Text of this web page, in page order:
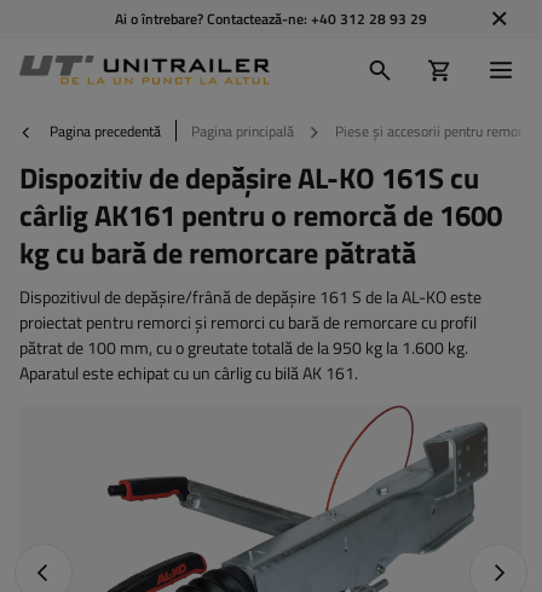
Ai o întrebare? Contactează-ne: +40 312 28 93 29
Pagina precedentă Pagina principală Piese și accesorii pentru remorci
Dispozitiv de depășire AL-KO 161S cu
cârlig AK161 pentru o remorcă de 1600
kg cu bară de remorcare pătrată
Dispozitivul de depășire/frână de depășire 161 S de la AL-KO este
proiectat pentru remorci și remorci cu bară de remorcare cu profil
pătrat de 100 mm, cu o greutate totală de la 950 kg la 1.600 kg.
Aparatul este echipat cu un cârlig cu bilă AK 161.
Fotografia anterioară